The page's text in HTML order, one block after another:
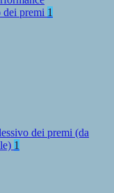
dei premi 1
dei premi (da
1